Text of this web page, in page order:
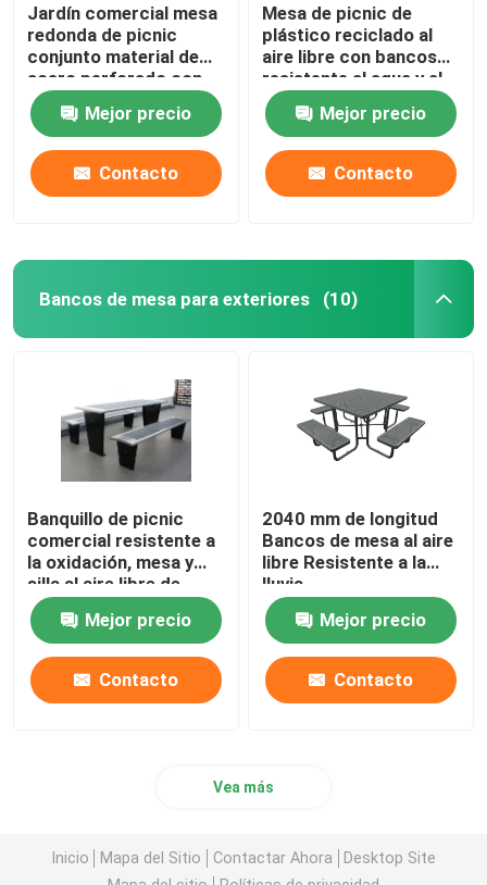
Jardín comercial mesa
redonda de picnic
conjunto material de
acero perforado con
cuatro bancos
Mejor precio
Contacto
Mesa de picnic de
plástico reciclado al
aire libre con bancos
resistente al agua y al
óxido
Mejor precio
Contacto
Bancos de mesa para exteriores (10)
Banquillo de picnic
comercial resistente a
la oxidación, mesa y
silla al aire libre de
metal recubierto en
polvo Mejor precio
Contacto
2040 mm de longitud
Bancos de mesa al aire
libre Resistente a la
lluvia
Mejor precio
Contacto
Vea más
Inicio Mapa del Sitio Contactar Ahora
Desktop Site